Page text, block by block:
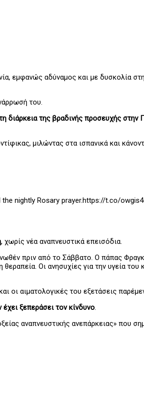
εμφανώς αδύναμος και με δυσκολία
του.
διάρκεια της βραδινής προσευχής στην
μιλώντας στα ισπανικά και
nightly Rosary prayer.https://t.co/
, χωρίς νέα αναπνευστικά επεισόδια.
πριν από το Σάββατο. Ο πάπας
Οι ανησυχίες για την υγεία
οι αιματολογικές του εξετάσεις
έχει ξεπεράσει τον κίνδυνο.
αναπνευστικής ανεπάρκειας» που